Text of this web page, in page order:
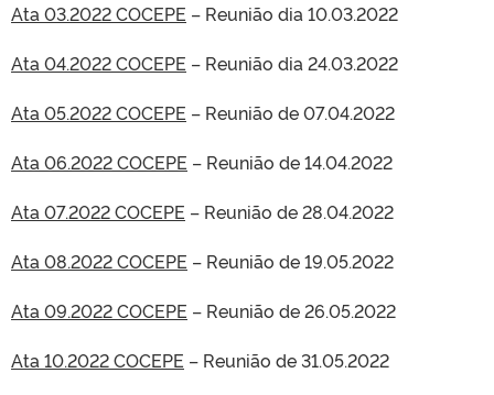
Ata 03.2022 COCEPE – Reunião dia 10.03.2022
Ata 04.2022 COCEPE – Reunião dia 24.03.2022
Ata 05.2022 COCEPE – Reunião de 07.04.2022
Ata 06.2022 COCEPE – Reunião de 14.04.2022
Ata 07.2022 COCEPE – Reunião de 28.04.2022
Ata 08.2022 COCEPE – Reunião de 19.05.2022
Ata 09.2022 COCEPE – Reunião de 26.05.2022
Ata 10.2022 COCEPE – Reunião de 31.05.2022